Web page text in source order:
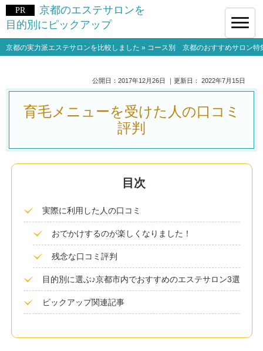
京都のエステサロンを
目的別にピックアップ
京都の実力派エステサロンを比較しました » コース別 京都のおすすめサロン特
公開日： 2017年12月26日 ｜更新日： 2022年7月15日
育毛メニューを受けた人の口コミ
評判
実際に利用した人の口コミ
おでかけするのが楽しくなりました！
残念な口コミ評判
目的別に選ぶ♪京都市内でおすすめのエステサロン3選
ピックアップ関連記事